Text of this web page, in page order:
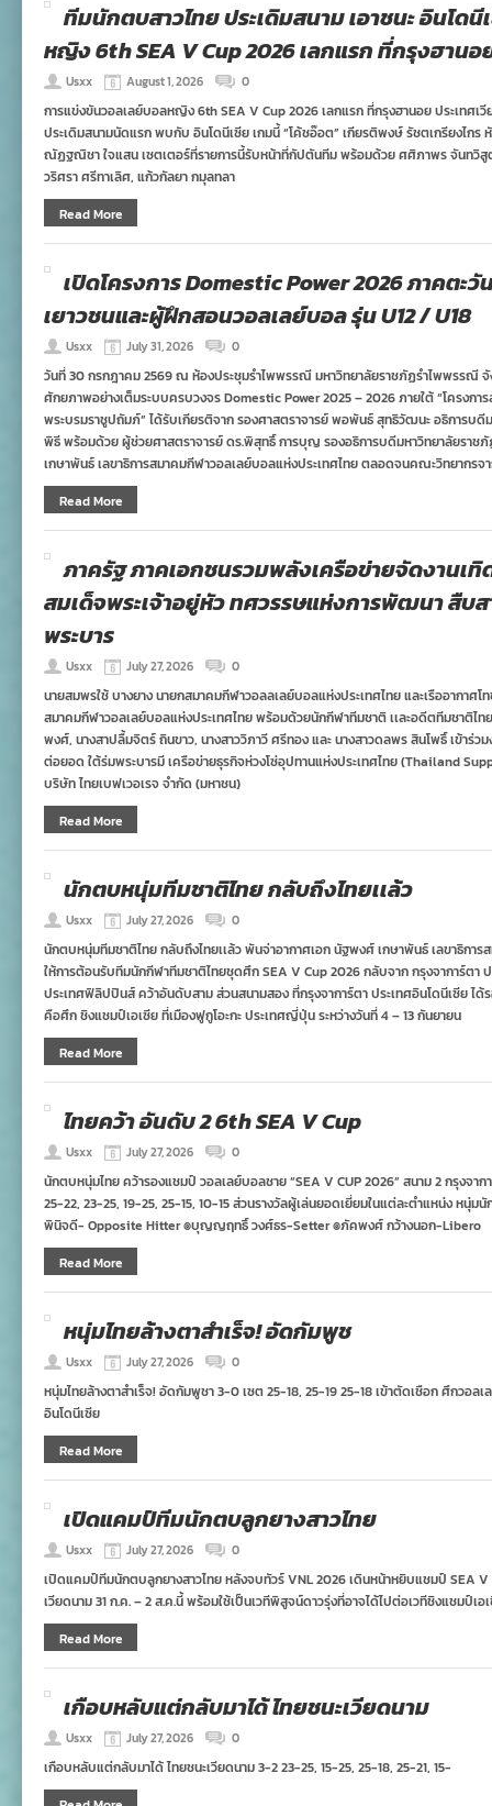
ทีมนักตบสาวไทย ประเดิมสนาม เอาชนะ อินโดนี
หญิง 6th SEA V Cup 2026 เลกแรก ที่กรุงฮานอ
Usxx August 1, 2026 0
การแข่งขันวอลเลย์บอลหญิง 6th SEA V Cup 2026 เลกแรก ที่กรุงฮานอย ประเทศ
ประเดิมสนามนัดแรก พบกับ อินโดนีเซีย เกมนี้ “โค้ชอ๊อต” เกียรติพงษ์ รัชตเกรียงไก
ณัฏฐณิชา ใจแสน เซตเตอร์ที่รายการนี้รับหน้าที่กัปตันทีม พร้อมด้วย ศศิภาพร จันทวิ
วริศรา ศรีทาเลิศ, แก้วกัลยา กมุลทลา
Read More
เปิดโครงการ Domestic Power 2026 ภาคต
เยาวชนและผู้ฝึกสอนวอลเลย์บอล รุ่น U12 / U18
Usxx July 31, 2026 0
วันที่ 30 กรกฎาคม 2569 ณ ห้องประชุมรำไพพรรณี มหาวิทยาลัยราชภัฏรำไพพรรณี
ศักยภาพอย่างเต็มระบบครบวงจร Domestic Power 2025 – 2026 ภายใต้ “โครงกา
พระบรมราชูปถัมภ์” ได้รับเกียรติจาก รองศาสตราจารย์ พอพันธ์ สุทธิวัฒนะ อธิการบดี
พิธี พร้อมด้วย ผู้ช่วยศาสตราจารย์ ดร.พิสุทธิ์ การบุญ รองอธิการบดีมหาวิทยาลัยราช
เกษาพันธ์ เลขาธิการสมาคมกีฬาวอลเลย์บอลแห่งประเทศไทย ตลอดจนคณะวิทยากร
Read More
ภาครัฐ ภาคเอกชนรวมพลังเครือข่ายจัดงานเทิ
สมเด็จพระเจ้าอยู่หัว ทศวรรษแห่งการพัฒนา สืบ
พระบาร
Usxx July 27, 2026 0
นายสมพรใช้ บางยาง นายกสมาคมกีฬาวอลลเลย์บอลแห่งประเทศไทย และเรืออากาศโ
สมาคมกีฬาวอลเลย์บอลแห่งประเทศไทย พร้อมด้วยนักกีฬาทีมชาติ เเละอดีตทีมชาติ
พงศ์, นางสาปลื้มจิตร์ ถินขาว, นางสาววิภาวี ศรีทอง และ นางสาวดลพร สินโพธิ์ เข้าร่
ต่อยอด ใต้ร่มพระบารมี เครือข่ายธุรกิจห่วงโซ่อุปทานแห่งประเทศไทย (Thailand
บริษัท ไทยเบฟเวอเรจ จำกัด (มหาชน)
Read More
นักตบหนุ่มทีมชาติไทย กลับถึงไทยเเล้ว
Usxx July 27, 2026 0
นักตบหนุ่มทีมชาติไทย กลับถึงไทยเเล้ว พันจ่าอากาศเอก นัฐพงศ์ เกษาพันธ์ เลขาธิการ
ให้การต้อนรับทีมนักกีฬาทีมชาติไทยชุดศึก SEA V Cup 2026 กลับจาก กรุงจาการ์ตา ป
ประเทศฟิลิปปินส์ คว้าอันดับสาม ส่วนสนามสอง ที่กรุงจาการ์ตา ประเทศอินโดนีเซีย ไ
คือศึก ชิงแชมป์เอเซีย ที่เมืองฟูกูโอะกะ ประเทศญี่ปุ่น ระหว่างวันที่ 4 – 13 กันยายน
Read More
ไทยคว้า อันดับ 2 6th SEA V Cup
Usxx July 27, 2026 0
นักตบหนุ่มไทย คว้ารองแชมป์ วอลเลย์บอลชาย “SEA V CUP 2026” สนาม 2 กรุงจา
25-22, 23-25, 19-25, 25-15, 10-15 ส่วนรางวัลผู้เล่นยอดเยี่ยมในแต่ละตำแหน่ง หนุ่ม
พินิจดี- Opposite Hitter ๏บุญญฤทธิ์ วงศ์ธร-Setter ๏ภัคพงศ์ กว้างนอก-Libero
Read More
หนุ่มไทยล้างตาสำเร็จ! อัดกัมพูช
Usxx July 27, 2026 0
หนุ่มไทยล้างตาสำเร็จ! อัดกัมพูชา 3-0 เซต 25-18, 25-19 25-18 เข้าตัดเชือก ศึกวอล
อินโดนีเซีย
Read More
เปิดแคมป์ทีมนักตบลูกยางสาวไทย
Usxx July 27, 2026 0
เปิดแคมป์ทีมนักตบลูกยางสาวไทย หลังจบทัวร์ VNL 2026 เดินหน้าหยิบแชมป์ SEA V
เวียดนาม 31 ก.ค. – 2 ส.ค.นี้ พร้อมใช้เป็นเวทีพิสูจน์ดาวรุ่งที่อาจได้ไปต่อเวทีชิงแชมป์เอ
Read More
เกือบหลับแต่กลับมาได้ ไทยชนะเวียดนาม
Usxx July 27, 2026 0
เกือบหลับแต่กลับมาได้ ไทยชนะเวียดนาม 3-2 23-25, 15-25, 25-18, 25-21, 15-